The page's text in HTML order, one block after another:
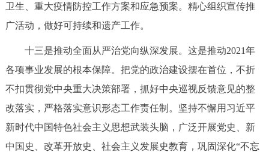
卫生、重大疫情防控工作方案和应急预案。精心组织宣传推
广活动，做好可持续和遗产工作。
十三是推动全面从严治党向纵深发展。这是推动2021年
各项事业发展的根本保障。把党的政治建设摆在首位，不折
不扣贯彻党中央重大决策部署，抓好中央巡视反馈意见的整
改落实，严格落实意识形态工作责任制。坚持不懈用习近平
新时代中国特色社会主义思想武装头脑，广泛开展党史、新
中国史、改革开放史、社会主义发展史教育，巩固深化“不忘